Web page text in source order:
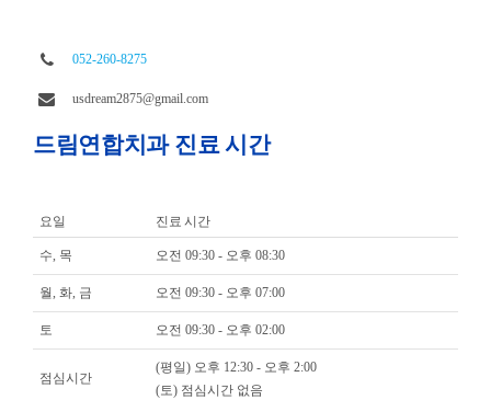
052-260-8275
usdream2875@gmail.com
드림연합치과 진료 시간
요일 진료 시간
수, 목 오전 09:30 - 오후 08:30
월, 화, 금 오전 09:30 - 오후 07:00
토 오전 09:30 - 오후 02:00
점심시간
(평일) 오후 12:30 - 오후 2:00
(토) 점심시간 없음